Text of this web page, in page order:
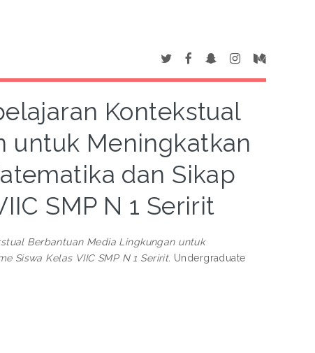
Kontekstual
untuk Meningkatkan
dan Sikap
SMP N 1 Seririt
Berbantuan Media Lingkungan untuk
Siswa Kelas VIIC SMP N 1 Seririt. Undergraduate